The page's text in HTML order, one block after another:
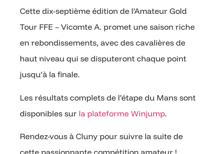
Cette dix-septième édition de l’Amateur Gold
Tour FFE – Vicomte A. promet une saison riche
en rebondissements, avec des cavalières de
haut niveau qui se disputeront chaque point
jusqu’à la finale.
Les résultats complets de l’étape du Mans sont
disponibles sur la plateforme Winjump.
Rendez-vous à Cluny pour suivre la suite de